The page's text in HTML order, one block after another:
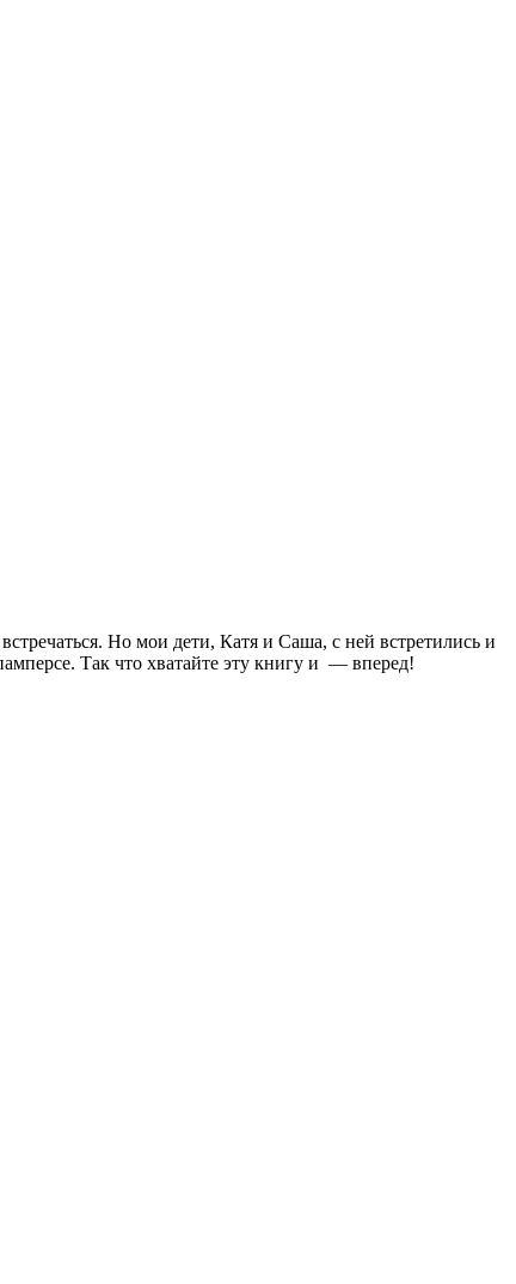
Но мои дети, Катя и Саша, с ней встретились и
Так что хватайте эту книгу и — вперед!